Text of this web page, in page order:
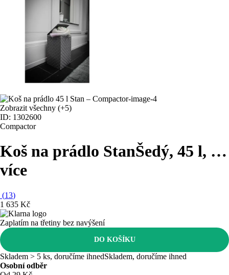
Zobrazit všechny (+5)
ID: 1302600
Compactor
Koš na prádlo StanŠedý, 45 l, …
více
(13)
1 635 Kč
Zaplatím na třetiny bez navýšení
DO KOŠÍKU
Skladem > 5 ks, doručíme ihnedSkladem, doručíme ihned
Osobní odběr